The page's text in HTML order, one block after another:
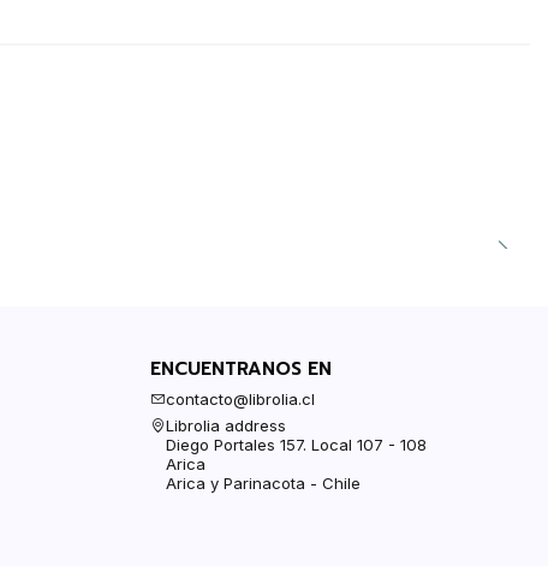
ENCUENTRANOS EN
contacto@librolia.cl
Librolia address
Diego Portales 157. Local 107 - 108
Arica
Arica y Parinacota - Chile